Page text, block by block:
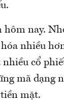
hôm nay.
nhiều
cổ
mã dạng
mặt.